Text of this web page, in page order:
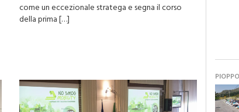
come un eccezionale stratega e segna il corso
della prima […]
PIOPPO